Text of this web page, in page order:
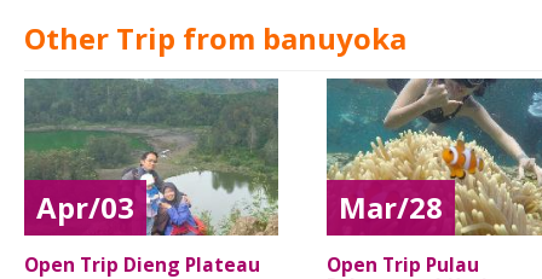
Other Trip from banuyoka
Apr/03
Open Trip Dieng Plateau
Mar/28
Open Trip Pulau